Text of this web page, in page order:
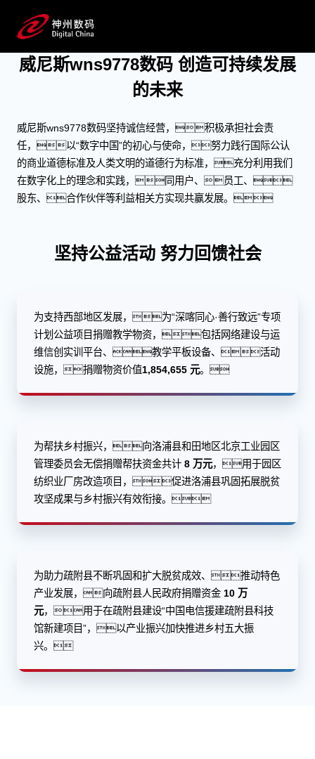
ESG
威尼斯wns9778数码 创造可持续发展
的未来
威尼斯wns9778数码坚持诚信经营，积极承担社会责
任，以“数字中国”的初心与使命，努力践行国际公认
的商业道德标准及人类文明的道德行为标准，充分利用我们
在数字化上的理念和实践，同用户、员工、
股东、合作伙伴等利益相关方实现共赢发展。
坚持公益活动 努力回馈社会
为支持西部地区发展，为“深喀同心·善行致远”专项
计划公益项目捐赠教学物资，包括网络建设与运
维信创实训平台、教学平板设备、活动
设施，捐赠物资价值1,854,655 元。
为帮扶乡村振兴，向洛浦县和田地区北京工业园区
管理委员会无偿捐赠帮扶资金共计 8 万元，用于园区
纺织业厂房改造项目，促进洛浦县巩固拓展脱贫
攻坚成果与乡村振兴有效衔接。
为助力疏附县不断巩固和扩大脱贫成效、推动特色
产业发展，向疏附县人民政府捐赠资金 10 万
元，用于在疏附县建设“中国电信援建疏附县科技
馆新建项目”，以产业振兴加快推进乡村五大振
兴。